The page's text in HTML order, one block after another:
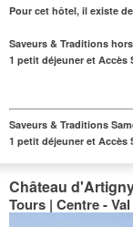
Pour cet hôtel, il existe
Saveurs & Traditions
1 petit déjeuner et Accès
Saveurs & Traditions
1 petit déjeuner et Accès
Château
Tours | Centre -